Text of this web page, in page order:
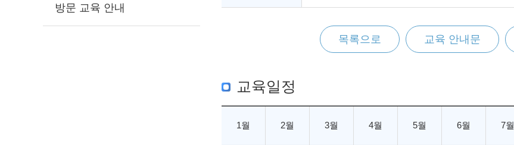
방문 교육 안내
목록으로 교육 안내문
교육일정
1월 2월 3월 4월 5월 6월 7월